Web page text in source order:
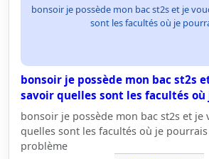
bonsoir je possède mon bac st2s et je
sont les facultés où je
bonsoir je possède mon bac st2s
savoir quelles sont les facultés
bonsoir je possède mon bac st2s et je
quelles sont les facultés où je
problème